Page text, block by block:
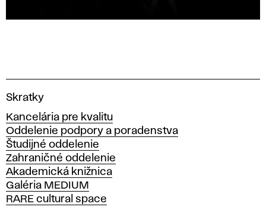
V
s
o
k
á
š
k
o
Skratky
Kancelária pre kvalitu
Oddelenie podpory a poradenstva
Študijné oddelenie
Zahraničné oddelenie
Akademická knižnica
Galéria MEDIUM
RARE cultural space